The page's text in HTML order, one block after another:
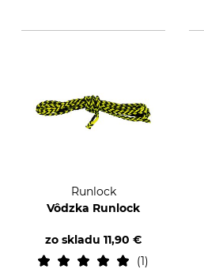
Runlock
Vôdzka Runlock
zo skladu 11,90 €
1